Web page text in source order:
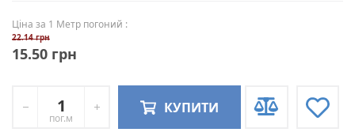
Ціна за 1 Метр погоний :
22.14 грн
15.50 грн
пог.м
КУПИТИ